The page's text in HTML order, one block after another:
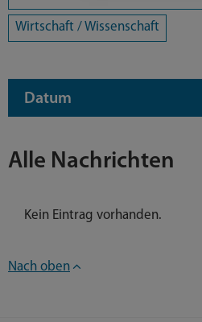
Alle Nachrichten
Kein Eintrag vorhanden.
Wirtschaft / Wissenschaft
Datum
Nach oben